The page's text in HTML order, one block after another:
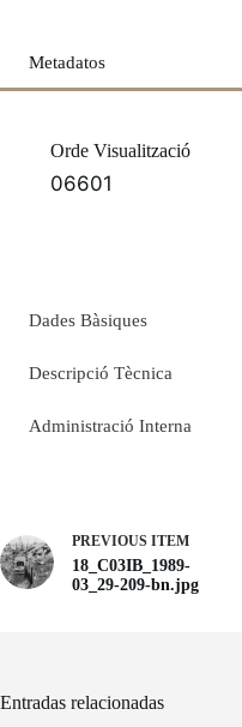
Metadatos
Orde Visualització
06601
Dades Bàsiques
Descripció Tècnica
Administració Interna
PREVIOUS ITEM
18_C03IB_1989-
03_29-209-bn.jpg
Entradas relacionadas